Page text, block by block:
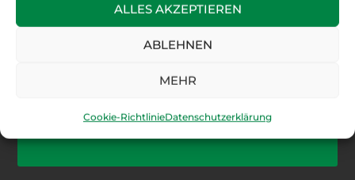
ALLES AKZEPTIEREN
ABLEHNEN
MEHR
Cookie-RichtlinieDatenschutzerklärung
Ihr Baufachzentrum im
Rhein-Main-Gebiet